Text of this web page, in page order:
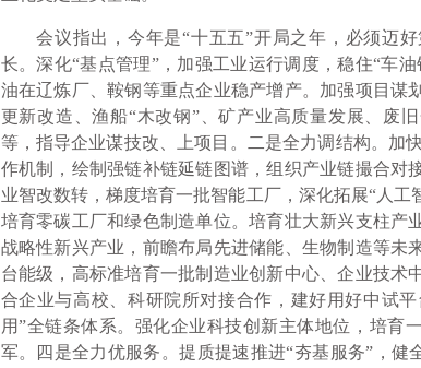
会议指出，今年是“十五五”开局之年，必须迈好
长。深化“基点管理”，加强工业运行调度，稳住“车
油在辽炼厂、鞍钢等重点企业稳产增产。加强项目谋
更新改造、渔船“木改钢”、矿产业高质量发展、废
等，指导企业谋技改、上项目。二是全力调结构。加
作机制，绘制强链补链延链图谱，组织产业链撮合对
业智改数转，梯度培育一批智能工厂，深化拓展“人
培育零碳工厂和绿色制造单位。培育壮大新兴支柱产
战略性新兴产业，前瞻布局先进储能、生物制造等未
台能级，高标准培育一批制造业创新中心、企业技术
合企业与高校、科研院所对接合作，建好用好中试
用”全链条体系。强化企业科技创新主体地位，培育
军。四是全力优服务。提质提速推进“夯基服务”，健